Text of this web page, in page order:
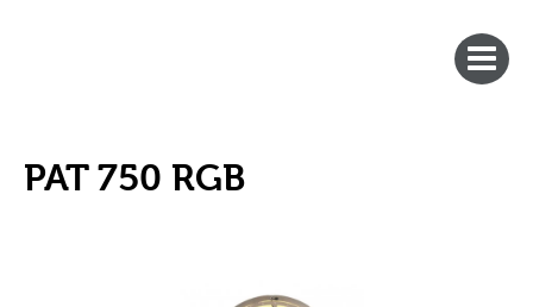
PAT 750 RGB